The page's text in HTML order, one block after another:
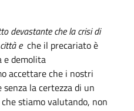
devastante che la crisi di
e che il precariato è
e demolita
accettare che i nostri
la certezza di un
stiamo valutando, non